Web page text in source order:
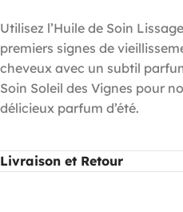
Utilisez l’Huile de Soin
premiers signes de
cheveux avec un subtil
Soin Soleil des Vignes pour
délicieux parfum d’été.
Livraison et Retour